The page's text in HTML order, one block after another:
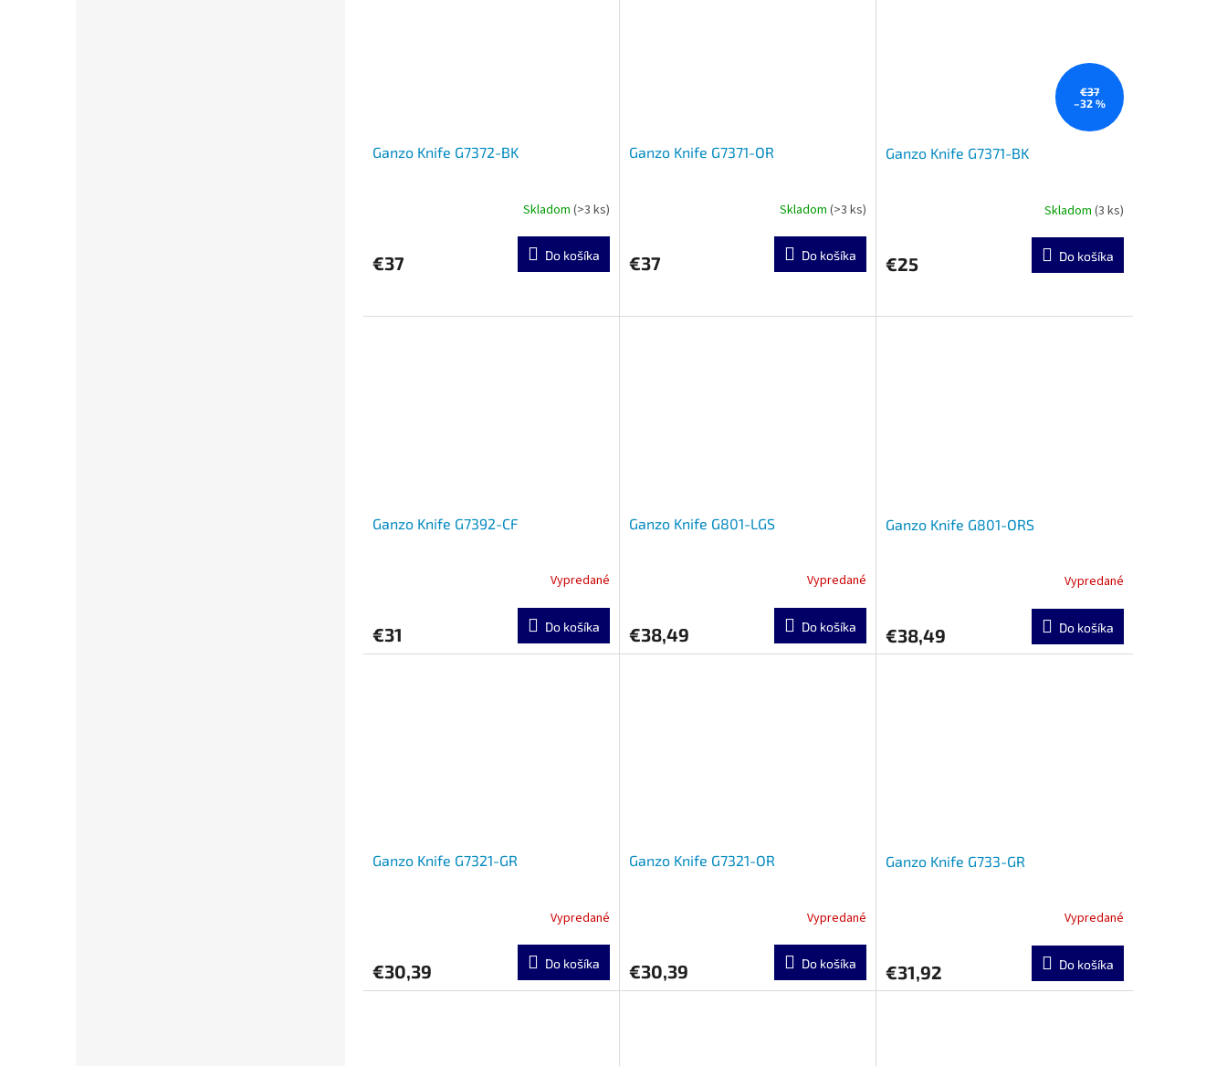
Ganzo Knife G7372-BK
Skladom (>3 ks)
€37 Do košíka
Ganzo Knife G7371-OR
Skladom (>3 ks)
€37 Do košíka
€37
–32 %
Ganzo Knife G7371-BK
Skladom (3 ks)
€25 Do košíka
Ganzo Knife G7392-CF
Vypredané
€31 Do košíka
Ganzo Knife G801-LGS
Vypredané
€38,49 Do košíka
Ganzo Knife G801-ORS
Vypredané
€38,49 Do košíka
Ganzo Knife G7321-GR
Vypredané
€30,39 Do košíka
Ganzo Knife G7321-OR
Vypredané
€30,39 Do košíka
Ganzo Knife G733-GR
Vypredané
€31,92 Do košíka